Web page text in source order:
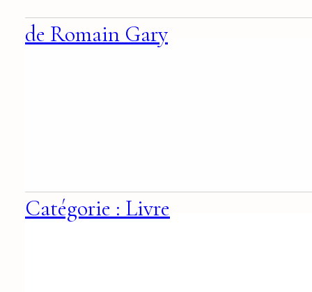
de Romain Gary
Catégorie : Livre